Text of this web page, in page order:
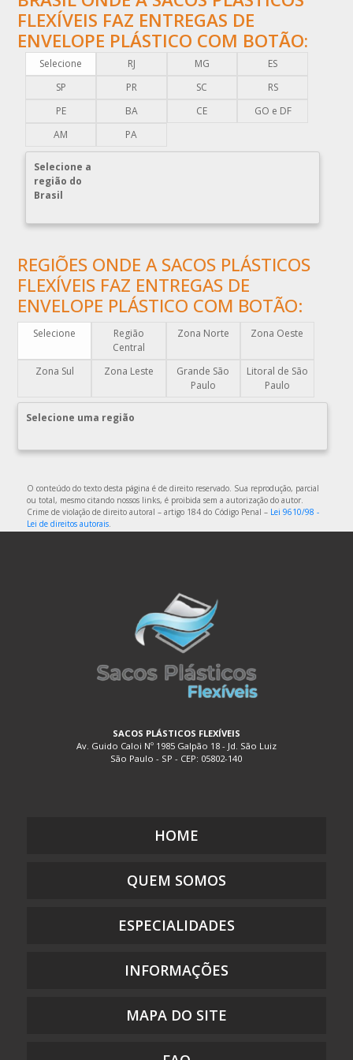
CAIXA EMBALAGEM PLÁSTICA TRANSPARENTE
CAPA PLÁSTICA PARA DOCUMENTOS
CAPA PLÁSTICA PARA PALLET
COMERCIO DE EMBALAGENS PLÁSTICAS
COMPRAR ENVELOPE PLÁSTICO CORREIOS
COMPRAR ENVELOPE PLÁSTICO DE CORREIO
COMPRAR SACO PLÁSTICO ZIP LOCK
COMPRAR SACOLAS PLÁSTICAS
COMPRAR SACOLAS PLÁSTICAS DIRETO DA FABRICA
COMPRAR SACOLAS PLÁSTICAS PERSONALIZADAS
COMPRAR SACOS PLÁSTICOS
DISTRIBUIDOR DE EMBALAGENS PLÁSTICAS
DISTRIBUIDORA EMBALAGENS PLÁSTICAS
EMBALAGEM DE PLÁSTICO FLEXÍVEL
EMBALAGEM DE PLÁSTICO FLEXÍVEL TRANSPARENTE
EMBALAGEM DE PLÁSTICO TRANSPARENTE
EMBALAGEM DE PLÁSTICO TRANSPARENTE COM DIVISÓRIAS
EMBALAGEM DE SACO PLÁSTICO
EMBALAGEM PLÁSTICA BIODEGRADÁVEL
EMBALAGEM PLÁSTICA BOLHA
EMBALAGEM PLÁSTICA DE SEGURANÇA
EMBALAGEM PLÁSTICA FLEXÍVEL PARA ALIMENTO
FLEXÍVEIS FAZ ENTREGAS DE
ENVELOPE PLÁSTICO COM BOTÃO:
Selecione RJ MG
ES
SP
PR SC
RS
PE
BA CE
GO e DF
AM
PA
Selecione a
região do
Brasil
REGIÕES ONDE A SACOS PLÁSTICOS
FLEXÍVEIS FAZ ENTREGAS DE
ENVELOPE PLÁSTICO COM BOTÃO:
Selecione
Região
Central
Zona Norte Zona Oeste
Zona Sul Zona Leste
Grande São
Paulo
Litoral de São
Paulo
Selecione uma região
O conteúdo do texto desta página é de direito reservado. Sua reprodução, parcial
ou total, mesmo citando nossos links, é proibida sem a autorização do autor.
Crime de violação de direito autoral – artigo 184 do Código Penal – Lei 9610/98 -
Lei de direitos autorais.
SACOS PLÁSTICOS FLEXÍVEIS
Av. Guido Caloi Nº 1985 Galpão 18 - Jd. São Luiz
São Paulo - SP - CEP: 05802-140
HOME
QUEM SOMOS
ESPECIALIDADES
INFORMAÇÕES
MAPA DO SITE